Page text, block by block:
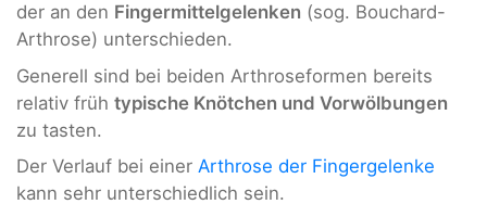
der an den Fingermittelgelenken (sog. Bouchard-
Arthrose) unterschieden.
Generell sind bei beiden Arthroseformen bereits
relativ früh typische Knötchen und Vorwölbungen
zu tasten.
Der Verlauf bei einer Arthrose der Fingergelenke
kann sehr unterschiedlich sein.